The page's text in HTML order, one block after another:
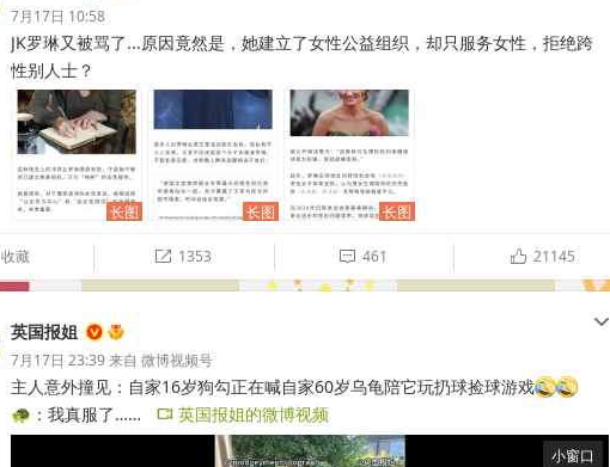
7月17日 10:58
JK罗琳又被骂了...原因竟然是，她建立了女性公益组织，却只服务女性，拒绝跨
性别人士？ ​​​​
长图 长图 长图
收藏  1353  461 ñ 21145
c
英国报姐
7月17日 23:39来自 微博视频号
主人意外撞见：自家16岁狗勾正在喊自家60岁乌龟陪它玩扔球捡球游戏
🐢：我真服了……
L 英国报姐的微博视频
小窗口